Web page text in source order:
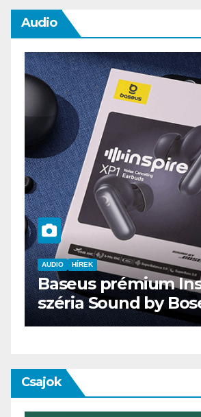
Audio
AUDIO IT MŰSZAKI
ENDORFY VIRO Plus
Csajok